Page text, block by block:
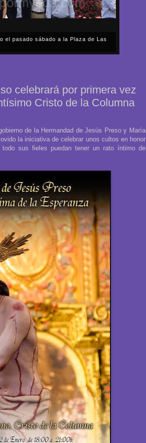
el pasado sábado a la Plaza de Las
celebrará por primera vez
Cristo de la Columna
de la Hermandad de Jesús Preso y María
la iniciativa de celebrar unos cultos en honor
sus fieles puedan tener un rato íntimo de